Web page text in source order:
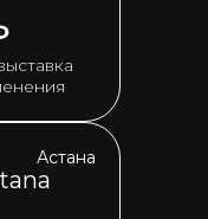
Астана